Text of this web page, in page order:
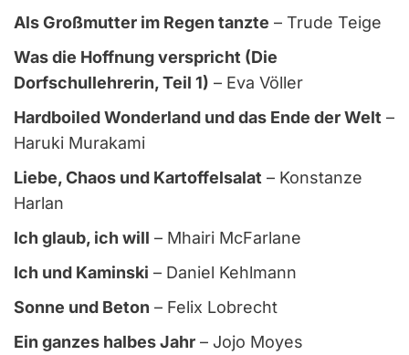
Als Großmutter im Regen tanzte – Trude Teige
Was die Hoffnung verspricht (Die
Dorfschullehrerin, Teil 1) – Eva Völler
Hardboiled Wonderland und das Ende der Welt –
Haruki Murakami
Liebe, Chaos und Kartoffelsalat – Konstanze
Harlan
Ich glaub, ich will – Mhairi McFarlane
Ich und Kaminski – Daniel Kehlmann
Sonne und Beton – Felix Lobrecht
Ein ganzes halbes Jahr – Jojo Moyes